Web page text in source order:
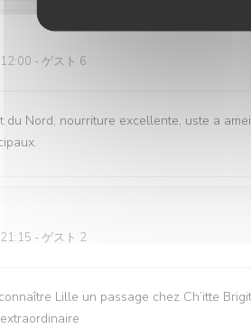
- ゲスト 6
du Nord, nourriture excellente, uste a
- ゲスト 2
Lille un passage chez Ch’itte